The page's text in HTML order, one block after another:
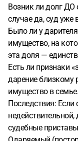
Возник ли долг ДО
случае да, суд уже
Было ли у
имущество, на
эта доля —
Есть ли признаки
дарение близкому
имущество в семье.
Последствия: Если
судебные